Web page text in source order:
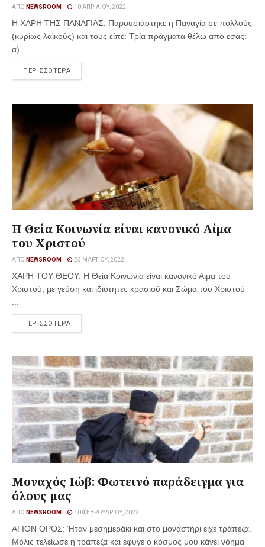
ΑΠΌ NEWSROOM 10 ΑΠΡΙΛΊΟΥ, 2022
Η ΧΑΡΗ ΤΗΣ ΠΑΝΑΓΙΑΣ: Παρουσιάστηκε η Παναγία σε πολλούς
(κυρίως λαϊκούς) και τους είπε: Τρία πράγματα θέλω από εσάς:
α) ...
ΠΕΡΙΣΣΟΤΕΡΑ
Η Θεία Κοινωνία είναι κανονικό Αίμα
του Χριστού
ΑΠΌ NEWSROOM 23 ΜΑΡΤΊΟΥ, 2022
ΧΑΡΗ ΤΟΥ ΘΕΟΥ: Η Θεία Κοινωνία είναι κανονικό Αίμα του
Χριστού, με γεύση και ιδιότητες κρασιού και Σώμα του Χριστού
ΠΕΡΙΣΣΟΤΕΡΑ
Μοναχός Ιώβ: Φωτεινό παράδειγμα για
όλους μας
ΑΠΌ NEWSROOM 10 ΦΕΒΡΟΥΑΡΊΟΥ, 2022
ΑΓΙΟΝ ΟΡΟΣ: Ήταν μεσημεράκι και στο μοναστήρι είχε τράπεζα.
Μόλις τελείωσε η τράπεζα και έφυγε ο κόσμος μου κάνει νόημα